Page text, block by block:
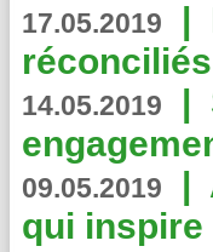
17.05.2019 |
14.05.2019 |
09.05.2019 |
qui inspire